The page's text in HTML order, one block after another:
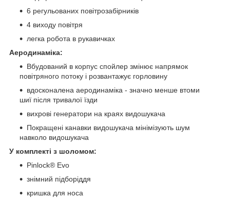
6 регульованих повітрозабірників
4 виходу повітря
легка робота в рукавичках
Аеродинаміка:
Вбудований в корпус спойлер змінює напрямок
повітряного потоку і розвантажує горловину
вдосконалена аеродинаміка - значно менше втоми
шиї після тривалої їзди
вихрові генератори на краях видошукача
Покращені канавки видошукача мінімізують шум
навколо видошукача
У комплекті з шоломом:
Pinlock® Evo
знімний підборіддя
кришка для носа